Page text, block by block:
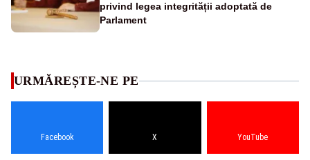
privind legea integrității adoptată de
Parlament
URMĂREȘTE-NE PE
Facebook X YouTube